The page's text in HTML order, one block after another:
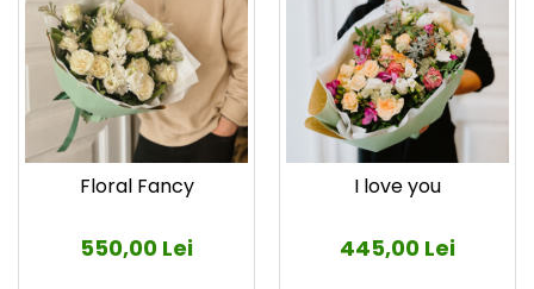
Floral Fancy
550,00 Lei
I love you
445,00 Lei